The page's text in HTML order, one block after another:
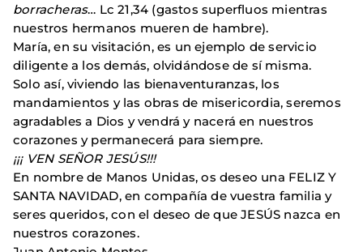
borracheras… Lc 21,34 (gastos superfluos mientras
nuestros hermanos mueren de hambre).
María, en su visitación, es un ejemplo de servicio
diligente a los demás, olvidándose de sí misma.
Solo así, viviendo las bienaventuranzas, los
mandamientos y las obras de misericordia, seremos
agradables a Dios y vendrá y nacerá en nuestros
corazones y permanecerá para siempre.
¡¡¡ VEN SEÑOR JESÚS!!!
En nombre de Manos Unidas, os deseo una FELIZ Y
SANTA NAVIDAD, en compañía de vuestra familia y
seres queridos, con el deseo de que JESÚS nazca en
nuestros corazones.